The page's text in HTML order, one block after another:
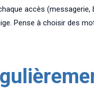
accès (messagerie,
Pense à choisir des